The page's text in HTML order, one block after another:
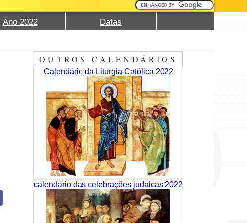
Ano 2022 Datas
OUTROS CALENDÁRIOS
Calendário da Liturgia Católica 2022
calendário das celebrações judaicas 2022